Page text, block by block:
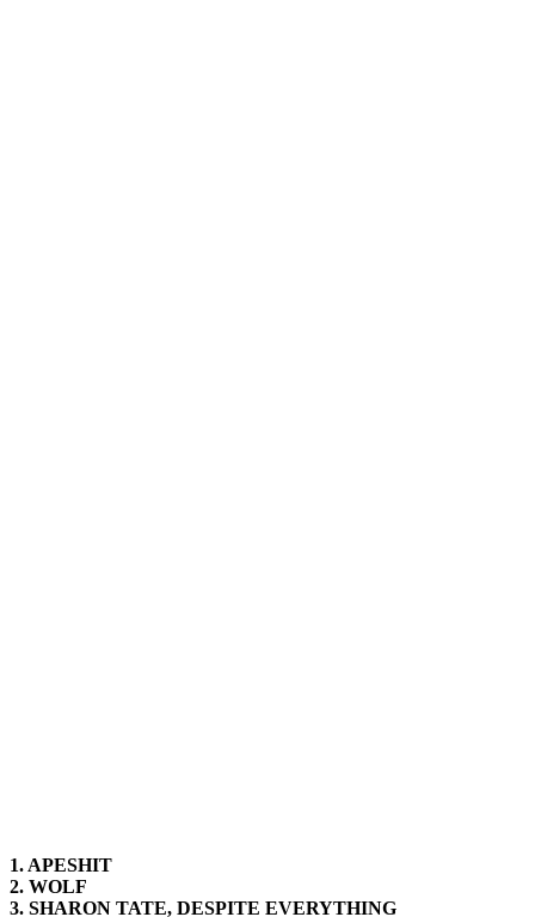
1. APESHIT
2. WOLF
3. SHARON TATE, DESPITE EVERYTHING